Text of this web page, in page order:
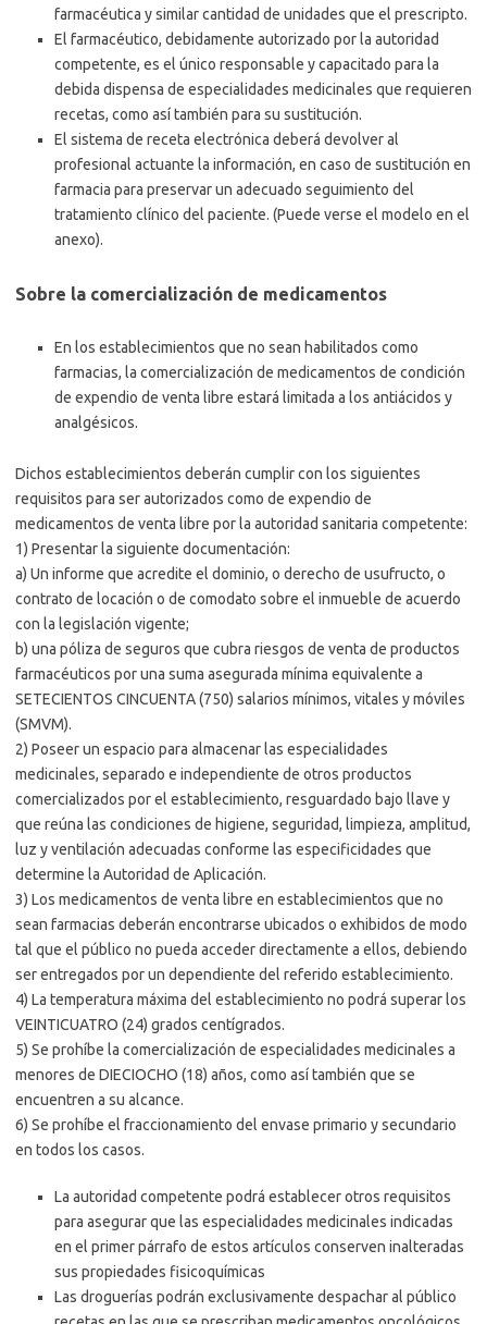
farmacéutica y similar cantidad de unidades que el prescripto.
El farmacéutico, debidamente autorizado por la autoridad
competente, es el único responsable y capacitado para la
debida dispensa de especialidades medicinales que requieren
recetas, como así también para su sustitución.
El sistema de receta electrónica deberá devolver al
profesional actuante la información, en caso de sustitución en
farmacia para preservar un adecuado seguimiento del
tratamiento clínico del paciente. (Puede verse el modelo en el
anexo).
Sobre la comercialización de medicamentos
En los establecimientos que no sean habilitados como
farmacias, la comercialización de medicamentos de condición
de expendio de venta libre estará limitada a los antiácidos y
analgésicos.
Dichos establecimientos deberán cumplir con los siguientes
requisitos para ser autorizados como de expendio de
medicamentos de venta libre por la autoridad sanitaria competente:
1) Presentar la siguiente documentación:
a) Un informe que acredite el dominio, o derecho de usufructo, o
contrato de locación o de comodato sobre el inmueble de acuerdo
con la legislación vigente;
b) una póliza de seguros que cubra riesgos de venta de productos
farmacéuticos por una suma asegurada mínima equivalente a
SETECIENTOS CINCUENTA (750) salarios mínimos, vitales y móviles
(SMVM).
2) Poseer un espacio para almacenar las especialidades
medicinales, separado e independiente de otros productos
comercializados por el establecimiento, resguardado bajo llave y
que reúna las condiciones de higiene, seguridad, limpieza, amplitud,
luz y ventilación adecuadas conforme las especificidades que
determine la Autoridad de Aplicación.
3) Los medicamentos de venta libre en establecimientos que no
sean farmacias deberán encontrarse ubicados o exhibidos de modo
tal que el público no pueda acceder directamente a ellos, debiendo
ser entregados por un dependiente del referido establecimiento.
4) La temperatura máxima del establecimiento no podrá superar los
VEINTICUATRO (24) grados centígrados.
5) Se prohíbe la comercialización de especialidades medicinales a
menores de DIECIOCHO (18) años, como así también que se
encuentren a su alcance.
6) Se prohíbe el fraccionamiento del envase primario y secundario
en todos los casos.
La autoridad competente podrá establecer otros requisitos
para asegurar que las especialidades medicinales indicadas
en el primer párrafo de estos artículos conserven inalteradas
sus propiedades fisicoquímicas
Las droguerías podrán exclusivamente despachar al público